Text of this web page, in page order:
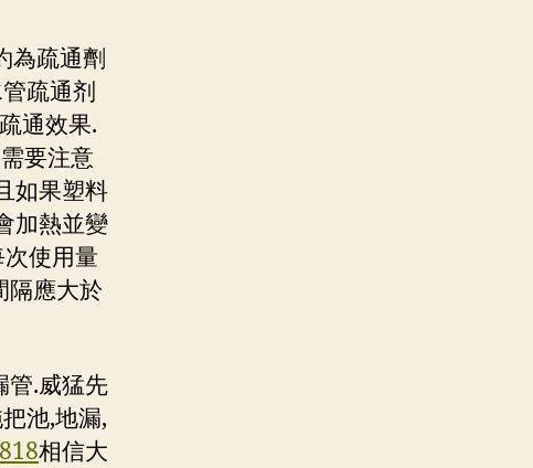
為疏通劑
疏通剂
通效果.
要注意
如果塑料
加熱並變
使用量
隔應大於
管.威猛先
池,地漏,
相信大